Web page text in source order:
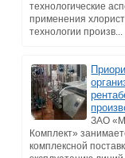
технологические
применения
технологии произв...
ЗАО
Комплект»
комплексной